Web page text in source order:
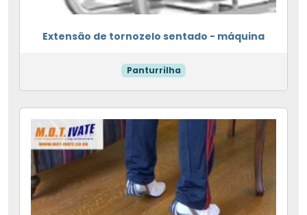
Extensão de tornozelo sentado - máquina
Panturrilha